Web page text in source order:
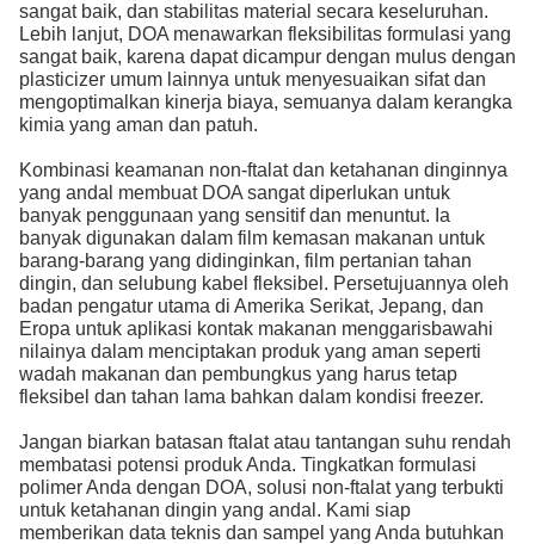
sangat baik, dan stabilitas material secara keseluruhan.
Lebih lanjut, DOA menawarkan fleksibilitas formulasi yang
sangat baik, karena dapat dicampur dengan mulus dengan
plasticizer umum lainnya untuk menyesuaikan sifat dan
mengoptimalkan kinerja biaya, semuanya dalam kerangka
kimia yang aman dan patuh.
Kombinasi keamanan non-ftalat dan ketahanan dinginnya
yang andal membuat DOA sangat diperlukan untuk
banyak penggunaan yang sensitif dan menuntut. Ia
banyak digunakan dalam film kemasan makanan untuk
barang-barang yang didinginkan, film pertanian tahan
dingin, dan selubung kabel fleksibel. Persetujuannya oleh
badan pengatur utama di Amerika Serikat, Jepang, dan
Eropa untuk aplikasi kontak makanan menggarisbawahi
nilainya dalam menciptakan produk yang aman seperti
wadah makanan dan pembungkus yang harus tetap
fleksibel dan tahan lama bahkan dalam kondisi freezer.
Jangan biarkan batasan ftalat atau tantangan suhu rendah
membatasi potensi produk Anda. Tingkatkan formulasi
polimer Anda dengan DOA, solusi non-ftalat yang terbukti
untuk ketahanan dingin yang andal. Kami siap
memberikan data teknis dan sampel yang Anda butuhkan